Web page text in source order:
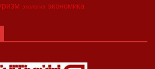
экология экономика